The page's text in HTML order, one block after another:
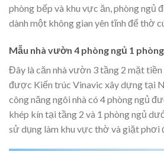
phòng bếp và khu vực ăn, phòng ngủ
dành một không gian yên tĩnh để thờ
Mẫu nhà vườn 4 phòng ngủ 1
Đây là căn nhà vườn 3 tầng 2 mặt
được Kiến trúc Vinavic xây dựng tại
công năng ngôi nhà có 4 phòng ngủ
khép kín tại tầng 2 và 1 phòng ngủ
sử dụng làm khu vực thờ và giặt phơi